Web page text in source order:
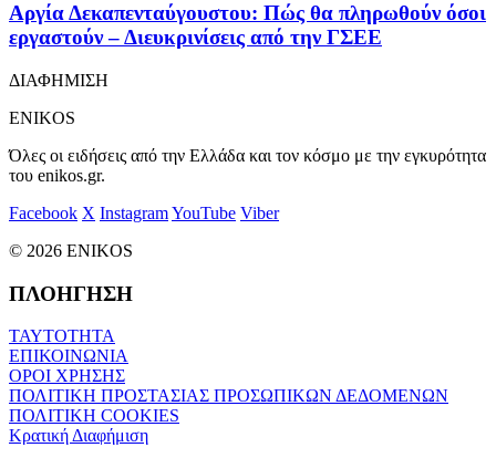
Αργία Δεκαπενταύγουστου: Πώς θα πληρωθούν όσοι
εργαστούν – Διευκρινίσεις από την ΓΣΕΕ
ΔΙΑΦΗΜΙΣΗ
ENIKOS
Όλες οι ειδήσεις από την Ελλάδα και τον κόσμο με την εγκυρότητα
του enikos.gr.
Facebook X InstagramYouTube Viber
© 2026 ENIKOS
ΠΛΟΗΓΗΣΗ
ΤΑΥΤΟΤΗΤΑ
ΕΠΙΚΟΙΝΩΝΙΑ
ΟΡΟΙ ΧΡΗΣΗΣ
ΠΟΛΙΤΙΚΗ ΠΡΟΣΤΑΣΙΑΣ ΠΡΟΣΩΠΙΚΩΝ ΔΕΔΟΜΕΝΩΝ
ΠΟΛΙΤΙΚΗ COOKIES
Κρατική Διαφήμιση